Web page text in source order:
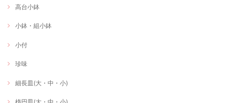
高台小鉢
小鉢・組小鉢
小付
珍味
細長皿(大・中・小)